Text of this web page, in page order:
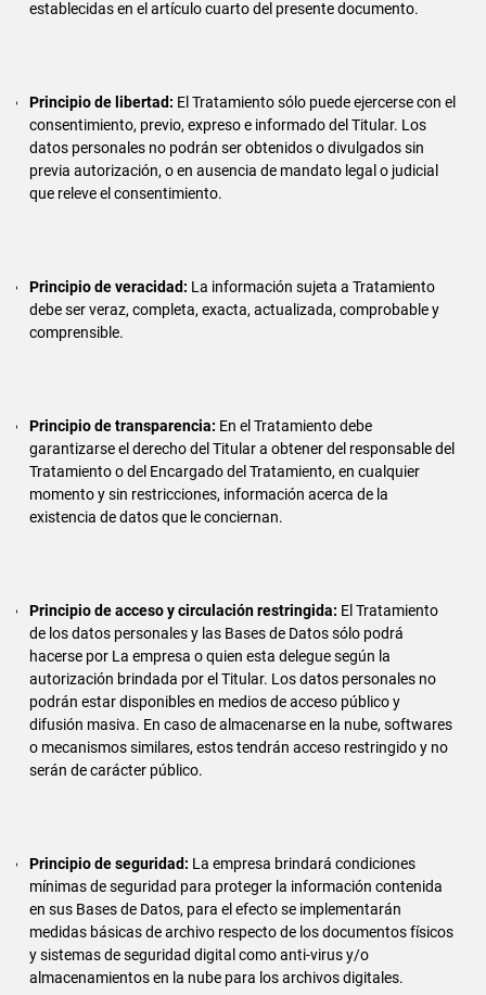
establecidas en el artículo cuarto del presente documento.
Principio de libertad: El Tratamiento sólo puede ejercerse con el
consentimiento, previo, expreso e informado del Titular. Los
datos personales no podrán ser obtenidos o divulgados sin
previa autorización, o en ausencia de mandato legal o judicial
que releve el consentimiento.
Principio de veracidad: La información sujeta a Tratamiento
debe ser veraz, completa, exacta, actualizada, comprobable y
comprensible.
Principio de transparencia: En el Tratamiento debe
garantizarse el derecho del Titular a obtener del responsable del
Tratamiento o del Encargado del Tratamiento, en cualquier
momento y sin restricciones, información acerca de la
existencia de datos que le conciernan.
Principio de acceso y circulación restringida: El Tratamiento
de los datos personales y las Bases de Datos sólo podrá
hacerse por La empresa o quien esta delegue según la
autorización brindada por el Titular. Los datos personales no
podrán estar disponibles en medios de acceso público y
difusión masiva. En caso de almacenarse en la nube, softwares
o mecanismos similares, estos tendrán acceso restringido y no
serán de carácter público.
Principio de seguridad: La empresa brindará condiciones
mínimas de seguridad para proteger la información contenida
en sus Bases de Datos, para el efecto se implementarán
medidas básicas de archivo respecto de los documentos físicos
y sistemas de seguridad digital como anti-virus y/o
almacenamientos en la nube para los archivos digitales.